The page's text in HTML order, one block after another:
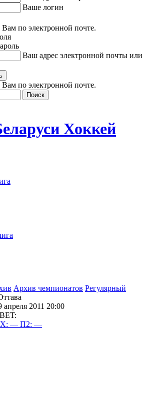
Ваше логин
по электронной почте.
Ваш адрес электронной почты или
по электронной почте.
Хоккей
Архив чемпионатов Регулярный
апреля 2011 20:00
X: — П2: —